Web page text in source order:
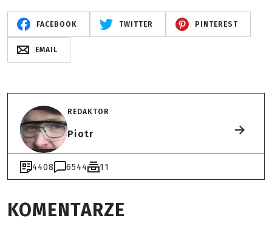
FACEBOOK TWITTER PINTEREST
EMAIL
REDAKTOR
Piotr
4408 6544 11
KOMENTARZE